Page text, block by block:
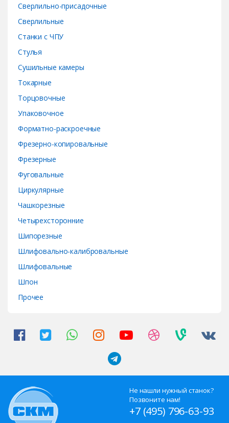
Сверлильно-присадочные
Сверлильные
Станки с ЧПУ
Стулья
Сушильные камеры
Токарные
Торцовочные
Упаковочное
Форматно-раскроечные
Фрезерно-копировальные
Фрезерные
Фуговальные
Циркулярные
Чашкорезные
Четырехсторонние
Шипорезные
Шлифовально-калибровальные
Шлифовальные
Шпон
Прочее
Не нашли нужный станок?
Позвоните нам!
+7 (495) 796-63-93